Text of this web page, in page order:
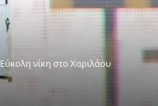
Εύκολη νίκη στο Χαριλάου